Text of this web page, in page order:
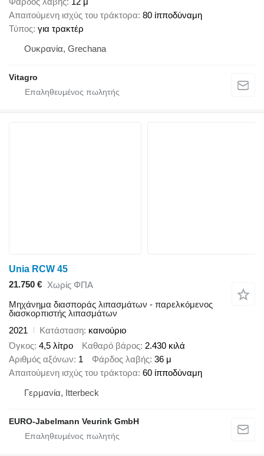
Απαιτούμενη ισχύς του τράκτορα 80 ίπποδύναμη
Τύπος για τρακτέρ
Ουκρανία, Grechana
Vitagro
Unia RCW 45
21.750 € Χωρίς ΦΠΑ
Μηχάνημα διασποράς λιπασμάτων - παρελκόμενος
διασκορπιστής λιπασμάτων
2021
Κατάσταση καινούριο
Όγκος 4,5 λίτρο Καθαρό βάρος 2.430 κιλά
Αριθμός αξόνων 1 Φάρδος λαβής 36 μ
Απαιτούμενη ισχύς του τράκτορα 60 ίπποδύναμη
Γερμανία, Itterbeck
EURO-Jabelmann Veurink GmbH